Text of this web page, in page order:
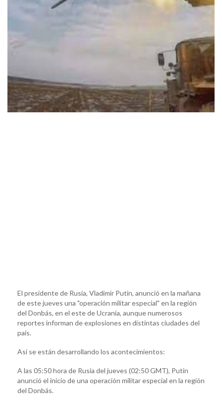
El presidente de Rusia, Vladimir Putin, anunció en la mañana
de este jueves una "operación militar especial" en la región
del Donbás, en el este de Ucrania, aunque numerosos
reportes informan de explosiones en distintas ciudades del
país.
Así se están desarrollando los acontecimientos:
A las 05:50 hora de Rusia del jueves (02:50 GMT), Putin
anunció el inicio de una operación militar especial en la región
del Donbás.